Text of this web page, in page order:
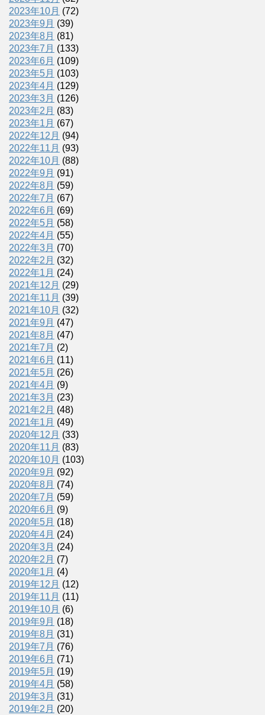
2023年10月 (72)
2023年9月 (39)
2023年8月 (81)
2023年7月 (133)
2023年6月 (109)
2023年5月 (103)
2023年4月 (129)
2023年3月 (126)
2023年2月 (83)
2023年1月 (67)
2022年12月 (94)
2022年11月 (93)
2022年10月 (88)
2022年9月 (91)
2022年8月 (59)
2022年7月 (67)
2022年6月 (69)
2022年5月 (58)
2022年4月 (55)
2022年3月 (70)
2022年2月 (32)
2022年1月 (24)
2021年12月 (29)
2021年11月 (39)
2021年10月 (32)
2021年9月 (47)
2021年8月 (47)
2021年7月 (2)
2021年6月 (11)
2021年5月 (26)
2021年4月 (9)
2021年3月 (23)
2021年2月 (48)
2021年1月 (49)
2020年12月 (33)
2020年11月 (83)
2020年10月 (103)
2020年9月 (92)
2020年8月 (74)
2020年7月 (59)
2020年6月 (9)
2020年5月 (18)
2020年4月 (24)
2020年3月 (24)
2020年2月 (7)
2020年1月 (4)
2019年12月 (12)
2019年11月 (11)
2019年10月 (6)
2019年9月 (18)
2019年8月 (31)
2019年7月 (76)
2019年6月 (71)
2019年5月 (19)
2019年4月 (58)
2019年3月 (31)
2019年2月 (20)